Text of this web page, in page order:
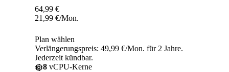
64,99 €
21,99 €/Mon.
Plan wählen
Verlängerungspreis: 49,99 €/Mon. für 2 Jahre.
Jederzeit kündbar.
8 vCPU-Kerne